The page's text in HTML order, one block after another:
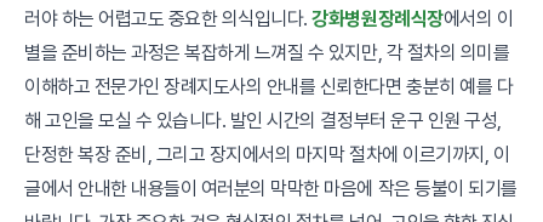
러야 하는 어렵고도 중요한 의식입니다.강화병원장례식장에서의 이
별을 준비하는 과정은 복잡하게 느껴질 수 있지만, 각 절차의 의미를
이해하고 전문가인 장례지도사의 안내를 신뢰한다면 충분히 예를 다
해 고인을 모실 수 있습니다. 발인 시간의 결정부터 운구 인원 구성,
단정한 복장 준비, 그리고 장지에서의 마지막 절차에 이르기까지, 이
글에서 안내한 내용들이 여러분의 막막한 마음에 작은 등불이 되기를